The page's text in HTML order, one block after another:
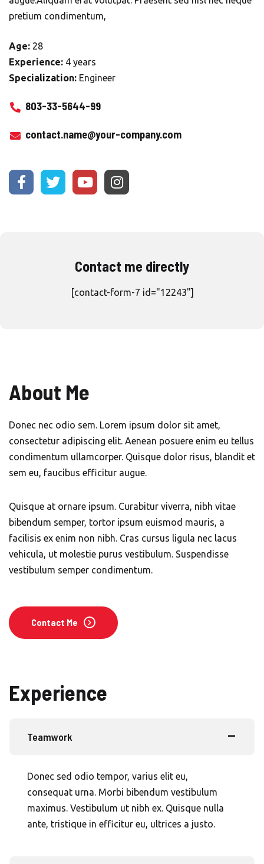
pretium condimentum,
Age: 28
Experience: 4 years
Specialization: Engineer
803-33-5644-99
contact.name@your-company.com
Contact me directly
[contact-form-7 id="12243"]
About Me
Donec nec odio sem. Lorem ipsum dolor sit amet,
consectetur adipiscing elit. Aenean posuere enim eu tellus
condimentum ullamcorper. Quisque dolor risus, blandit et
sem eu, faucibus efficitur augue.
Quisque at ornare ipsum. Curabitur viverra, nibh vitae
bibendum semper, tortor ipsum euismod mauris, a
facilisis ex enim non nibh. Cras cursus ligula nec lacus
vehicula, ut molestie purus vestibulum. Suspendisse
vestibulum semper condimentum.
Contact Me
Experience
Teamwork
Donec sed odio tempor, varius elit eu,
consequat urna. Morbi bibendum vestibulum
maximus. Vestibulum ut nibh ex. Quisque nulla
ante, tristique in efficitur eu, ultrices a justo.